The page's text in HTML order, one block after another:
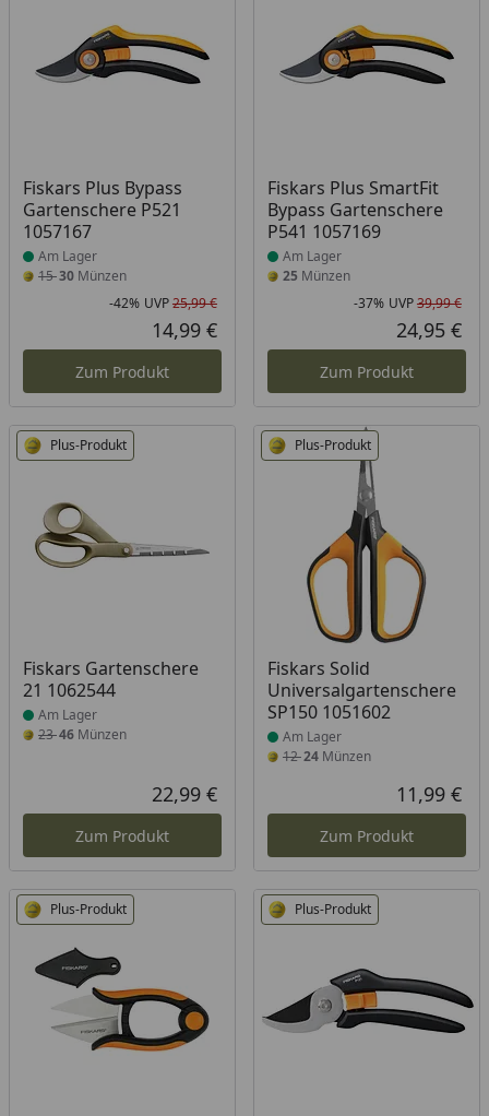
Fiskars Plus Bypass
Gartenschere P521
1057167
Produkt am Lager
Am Lager
1530 Münzen
Rabatt in Prozent
-42%
Ursprünglicher Preis
UVP25,99 €
Aktueller Preis
14,99 €
Zum Produkt
Fiskars Plus SmartFit
Bypass Gartenschere
P541 1057169
Produkt am Lager
Am Lager
25 Münzen
-37% UVP39,99 €
24,95 €
Zum Produkt
Plus-Produkt
Fiskars Gartenschere
21 1062544
Produkt am Lager
Am Lager
2346 Münzen
Aktueller Preis
22,99 €
Zum Produkt
Plus-Produkt
Fiskars Solid
Universalgartenschere
SP150 1051602
Produkt am Lager
Am Lager
1224Münzen
11,99 €
Zum Produkt
Plus-Produkt Plus-Produkt